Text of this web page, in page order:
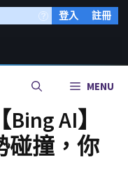
登入 註冊
MENU
AI】
碰撞，你